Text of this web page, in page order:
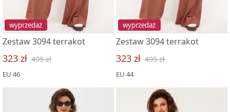
wyprzedaż
Zestaw 3094 terrakot
323 zł 495 zł
EU 46
wyprzedaż
Zestaw 3094 terrakot
323 zł 495 zł
EU 44